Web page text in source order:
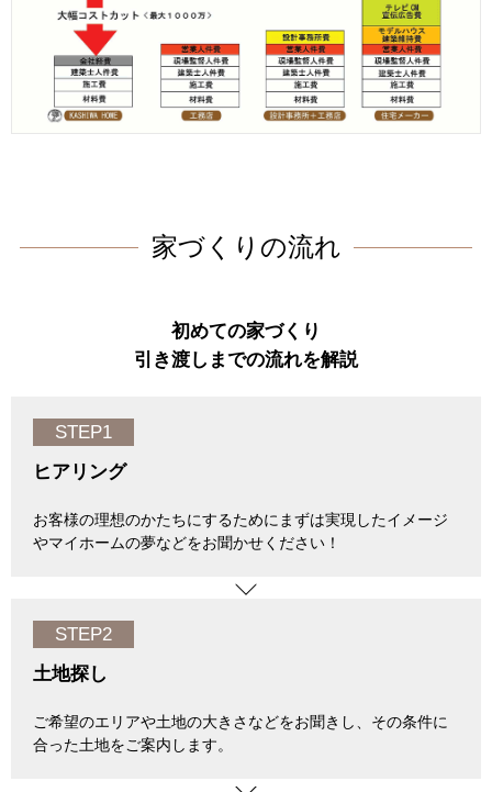
家づくりの流れ
初めての家づくり
引き渡しまでの流れを解説
STEP1
ヒアリング
お客様の理想のかたちにするためにまずは実現したイメージ
やマイホームの夢などをお聞かせください！
STEP2
土地探し
ご希望のエリアや土地の大きさなどをお聞きし、その条件に
合った土地をご案内します。